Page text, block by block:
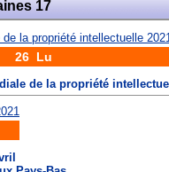
17
26 Lu
de la propriété